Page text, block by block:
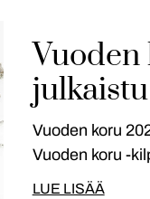
julkaistu
Vuoden koru
Vuoden koru -
LUE LISÄÄ